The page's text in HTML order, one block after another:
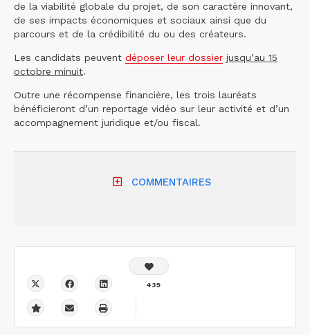
de la viabilité globale du projet, de son caractère innovant,
de ses impacts économiques et sociaux ainsi que du
parcours et de la crédibilité du ou des créateurs.
Les candidats peuvent déposer leur dossier jusqu’au 15
octobre minuit.
Outre une récompense financière, les trois lauréats
bénéficieront d’un reportage vidéo sur leur activité et d’un
accompagnement juridique et/ou fiscal.
COMMENTAIRES
439